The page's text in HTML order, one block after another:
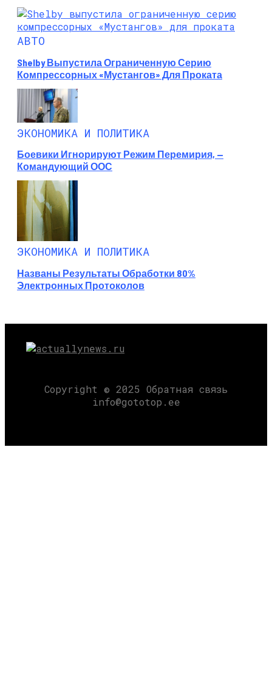
АВТО
Shelby Выпустила Ограниченную Серию
Компрессорных «Мустангов» Для Проката
ЭКОНОМИКА И ПОЛИТИКА
Боевики Игнорируют Режим Перемирия, —
Командующий ООС
ЭКОНОМИКА И ПОЛИТИКА
Названы Результаты Обработки 80%
Электронных Протоколов
Copyright © 2025 Обратная связь
info@gototop.ee